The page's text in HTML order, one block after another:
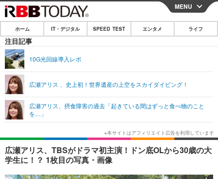
CLOSE
ホーム
IT・デジタル
ショッピング その他
SPEED TEST
エンタメ
エンタメTOP
韓国・芸能
音楽 スポーツ
ライフ
ライフTOP グルメ
ペット ショッピング
その他
リリース一覧
プッシュ通知の停止方法
MENU
ホーム IT・デジタル SPEED TEST エンタメ ライフ
注目記事
10G光回線導入レポ
広瀬アリス 、史上初！世界遺産の上空をスカイダイビング！
広瀬アリス、摂食障害の過去「起きている間はずっと食べ物のこと
を…」
広瀬アリス、TBSがドラマ初主演！ドン底OLから30歳の大
学生に！？ 1枚目の写真・画像